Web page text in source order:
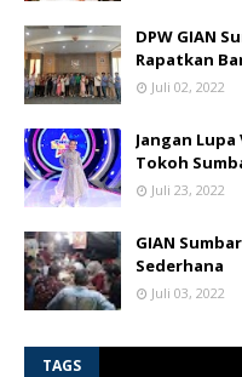
DPW GIAN
Rapatkan
Juli 02, 2022
Jangan
Tokoh
Juli 23, 2022
GIAN
Sederhana
Juli 03, 2022
TAGS